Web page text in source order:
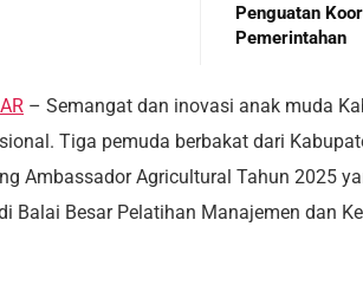
Penguatan
Pemerintahan
– Semangat dan inovasi anak muda
Tiga pemuda berbakat dari
Ambassador Agricultural Tahun 2025
Balai Besar Pelatihan Manajemen dan